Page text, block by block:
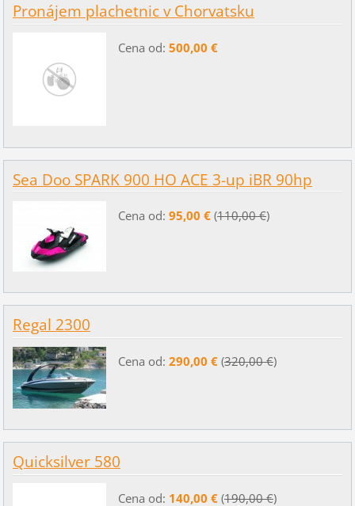
Pronájem plachetnic v Chorvatsku
Cena od: 500,00 €
Sea Doo SPARK 900 HO ACE 3-up iBR 90hp
Cena od: 95,00 €(110,00 €)
Regal 2300
Cena od: 290,00 €(320,00 €)
Quicksilver 580
Cena od: 140,00 €(190,00 €)